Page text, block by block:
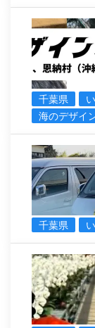
千葉県
海のデザイ
千葉県